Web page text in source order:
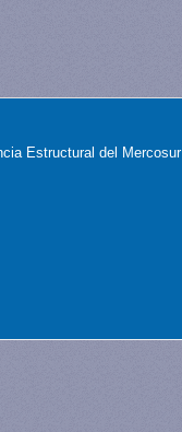
Estructural del Mercosur